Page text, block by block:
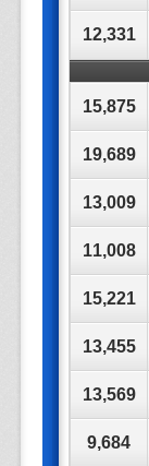
12,331
15,875
19,689
13,009
11,008
15,221
13,455
13,569
9,684